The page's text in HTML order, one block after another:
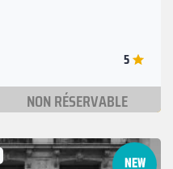
5
NON RÉSERVABLE